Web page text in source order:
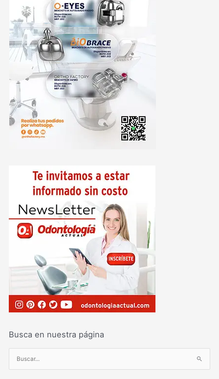
Busca en nuestra página
u